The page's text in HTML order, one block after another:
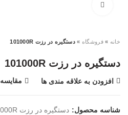
خانه »فروشگاه »دستگیره در رزت 101000R
دستگیره در رزت 101000R
افزودن به علاقه مندی ها مقایسه
شناسه محصول: دستگیره در رزت 101000R